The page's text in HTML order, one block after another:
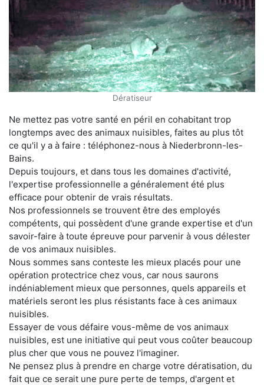
Dératiseur
Ne mettez pas votre santé en péril en cohabitant trop
longtemps avec des animaux nuisibles, faites au plus tôt
ce qu'il y a à faire : téléphonez-nous à Niederbronn-les-
Bains.
Depuis toujours, et dans tous les domaines d'activité,
l'expertise professionnelle a généralement été plus
efficace pour obtenir de vrais résultats.
Nos professionnels se trouvent être des employés
compétents, qui possèdent d'une grande expertise et d'un
savoir-faire à toute épreuve pour parvenir à vous délester
de vos animaux nuisibles.
Nous sommes sans conteste les mieux placés pour une
opération protectrice chez vous, car nous saurons
indéniablement mieux que personnes, quels appareils et
matériels seront les plus résistants face à ces animaux
nuisibles.
Essayer de vous défaire vous-même de vos animaux
nuisibles, est une initiative qui peut vous coûter beaucoup
plus cher que vous ne pouvez l'imaginer.
Ne pensez plus à prendre en charge votre dératisation, du
fait que ce serait une pure perte de temps, d'argent et